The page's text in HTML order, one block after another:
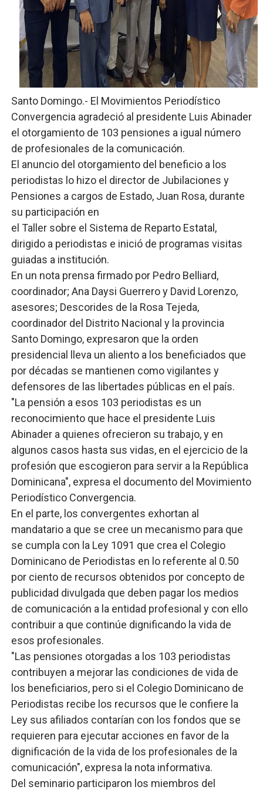
Comedores Comunitarios de DASAC garantizan
UNTC inicia ofensiva para recuperar fuerza gremial
PRM escogerá este domingo su nueva cúpula
Candidato a presidente del Colegio de Notarios hace
Digecac realizará Primer Festival de Plantas 2026
Santo Domingo.- El Movimientos Periodístico
Convergencia agradeció al presidente Luis Abinader
el otorgamiento de 103 pensiones a igual número
de profesionales de la comunicación.
El anuncio del otorgamiento del beneficio a los
periodistas lo hizo el director de Jubilaciones y
Pensiones a cargos de Estado, Juan Rosa, durante
su participación en
el Taller sobre el Sistema de Reparto Estatal,
dirigido a periodistas e inició de programas visitas
guiadas a institución.
En un nota prensa firmado por Pedro Belliard,
coordinador; Ana Daysi Guerrero y David Lorenzo,
asesores; Descorides de la Rosa Tejeda,
coordinador del Distrito Nacional y la provincia
Santo Domingo, expresaron que la orden
presidencial lleva un aliento a los beneficiados que
por décadas se mantienen como vigilantes y
defensores de las libertades públicas en el país.
"La pensión a esos 103 periodistas es un
reconocimiento que hace el presidente Luis
Abinader a quienes ofrecieron su trabajo, y en
algunos casos hasta sus vidas, en el ejercicio de la
profesión que escogieron para servir a la República
Dominicana", expresa el documento del Movimiento
Periodístico Convergencia.
En el parte, los convergentes exhortan al
mandatario a que se cree un mecanismo para que
se cumpla con la Ley 1091 que crea el Colegio
Dominicano de Periodistas en lo referente al 0.50
por ciento de recursos obtenidos por concepto de
publicidad divulgada que deben pagar los medios
de comunicación a la entidad profesional y con ello
contribuir a que continúe dignificando la vida de
esos profesionales.
"Las pensiones otorgadas a los 103 periodistas
contribuyen a mejorar las condiciones de vida de
los beneficiarios, pero si el Colegio Dominicano de
Periodistas recibe los recursos que le confiere la
Ley sus afiliados contarían con los fondos que se
requieren para ejecutar acciones en favor de la
dignificación de la vida de los profesionales de la
comunicación", expresa la nota informativa.
Del seminario participaron los miembros del